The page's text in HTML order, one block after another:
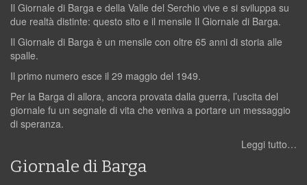
Il Giornale di Barga e della Valle del Serchio vive e si sviluppa su
due realtà distinte: questo sito e il mensile Il Giornale di Barga.
Il Giornale di Barga è un mensile con oltre 65 anni di storia alle
spalle.
Il primo numero esce il 29 maggio del 1949.
Per la Barga di allora, ancora provata dalla guerra, l’uscita del
giornale fu un segnale di vita che veniva a portare un messaggio
di speranza.
Leggi tutto…
Giornale di Barga